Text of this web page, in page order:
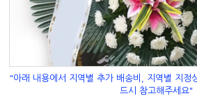
"아래 내용에서 지역별 추가 배송비, 지역별 지정
드시 참고해주세요"